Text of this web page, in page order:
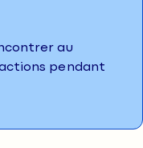
au
pendant